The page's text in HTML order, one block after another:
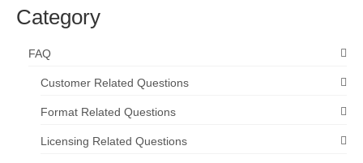
Category
FAQ
Customer Related Questions
Format Related Questions
Licensing Related Questions